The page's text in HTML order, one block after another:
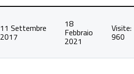
11 Settembre
2017
18
Febbraio
2021
Visite:
960